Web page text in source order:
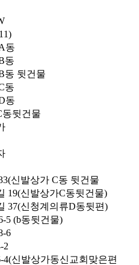
동
동
동 뒷건물
동
동
동뒷건물
신발상가 C동 뒷건물
19(신발상가C동뒷건물)
37(신청계의류D동뒷편)
5 (b동뒷건물)
6
2
4(신발상가동신교회맞은편